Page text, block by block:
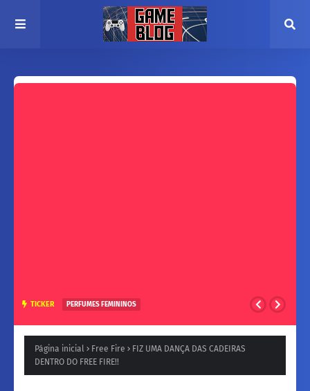
TICKER PERFUMES FEMININOS
Inesquecíveis
Página inicial Free Fire
FIZ UMA DANÇA DAS CADEIRAS
DENTRO DO FREE FIRE!!